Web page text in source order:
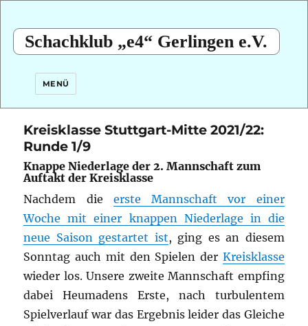
Schachklub „e4“ Gerlingen e.V.
MENÜ
Kreisklasse Stuttgart-Mitte 2021/22:
Runde 1/9
Knappe Niederlage der 2. Mannschaft zum
Auftakt der Kreisklasse
Nachdem die erste Mannschaft vor einer
Woche mit einer knappen Niederlage in die
neue Saison gestartet ist, ging es an diesem
Sonntag auch mit den Spielen der Kreisklasse
wieder los. Unsere zweite Mannschaft empfing
dabei Heumadens Erste, nach turbulentem
Spielverlauf war das Ergebnis leider das Gleiche